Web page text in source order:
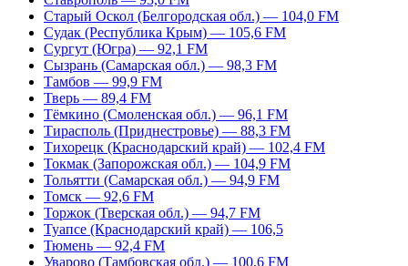
Старый Оскол (Белгородская обл.) — 104,0 FM
Судак (Республика Крым) — 105,6 FM
Сургут (Югра) — 92,1 FM
Сызрань (Самарская обл.) — 98,3 FM
Тамбов — 99,9 FM
Тверь — 89,4 FM
Тёмкино (Смоленская обл.) — 96,1 FM
Тирасполь (Приднестровье) — 88,3 FM
Тихорецк (Краснодарский край) — 102,4 FM
Токмак (Запорожская обл.) — 104,9 FM
Тольятти (Самарская обл.) — 94,9 FM
Томск — 92,6 FM
Торжок (Тверская обл.) — 94,7 FM
Туапсе (Краснодарский край) — 106,5
Тюмень — 92,4 FM
Уварово (Тамбовская обл.) — 100,6 FM